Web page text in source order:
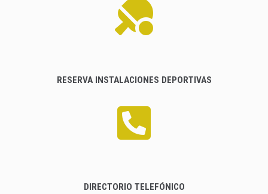
RESERVA INSTALACIONES DEPORTIVAS
DIRECTORIO TELEFÓNICO